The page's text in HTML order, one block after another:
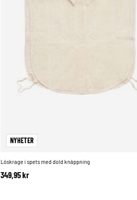
NYHETER
Löskrage i spets med dold knäppning
349,95 kr